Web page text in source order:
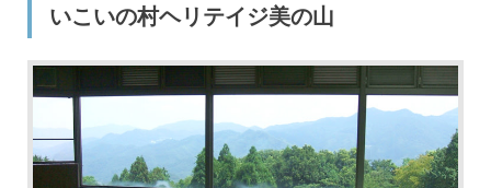
いこいの村ヘリテイジ美の山